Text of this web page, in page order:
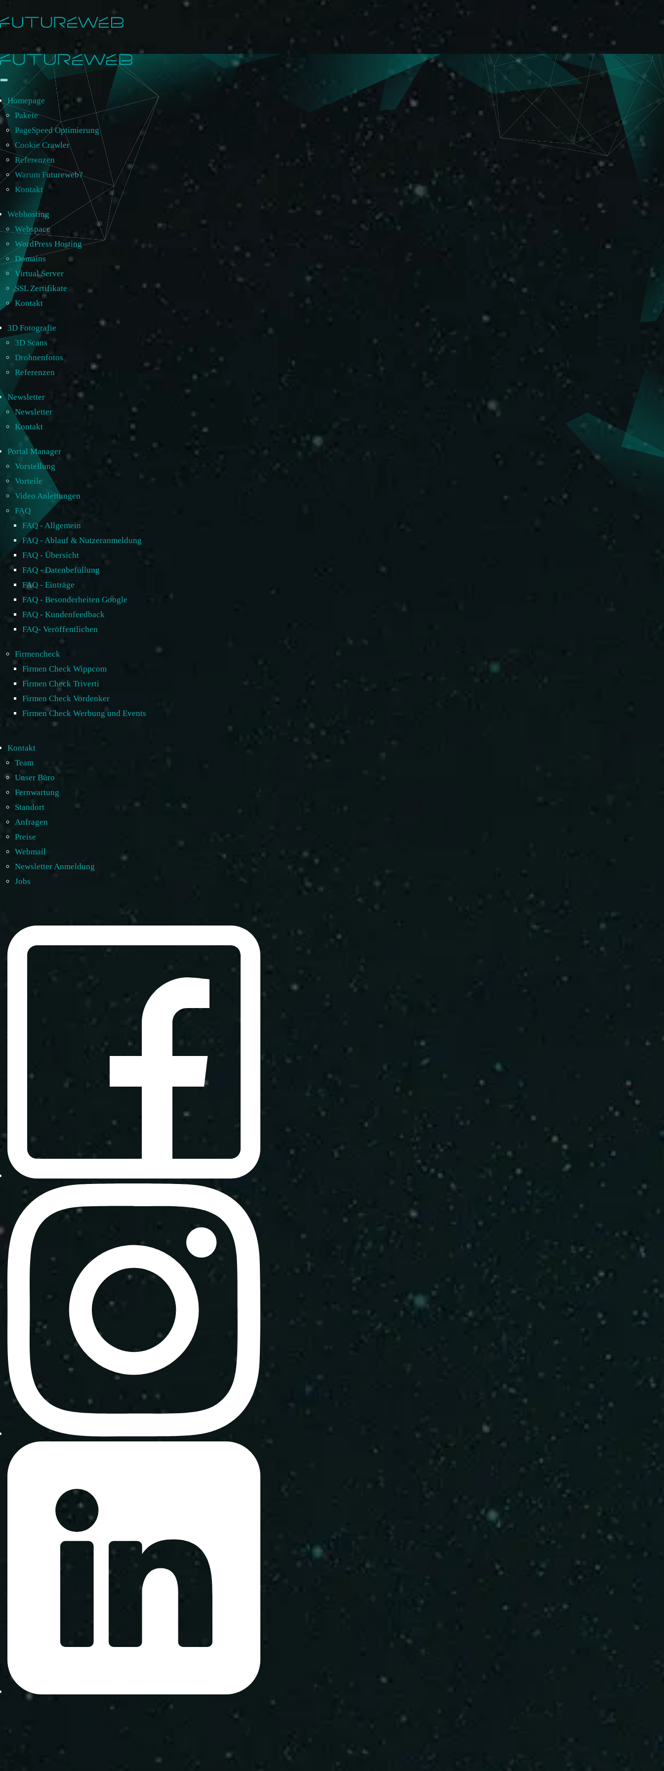
Homepage
Pakete
PageSpeed Optimierung
Cookie Crawler
Referenzen
Warum Futureweb?
Kontakt
Webhosting
Webspace
WordPress Hosting
Domains
Virtual Server
SSL Zertifikate
Kontakt
3D Fotografie
3D Scans
Drohnenfotos
Referenzen
Newsletter
Newsletter
Kontakt
Portal Manager
Vorstellung
Vorteile
Video Anleitungen
FAQ
FAQ - Allgemein
FAQ - Ablauf & Nutzeranmeldung
FAQ - Übersicht
FAQ - Datenbefüllung
FAQ - Einträge
FAQ - Besonderheiten Google
FAQ - Kundenfeedback
FAQ- Veröffentlichen
Firmencheck
Firmen Check Wippcom
Firmen Check Triverti
Firmen Check Vordenker
Firmen Check Werbung und Events
Kontakt
Team
Unser Büro
Fernwartung
Standort
Anfragen
Preise
Webmail
Newsletter Anmeldung
Jobs